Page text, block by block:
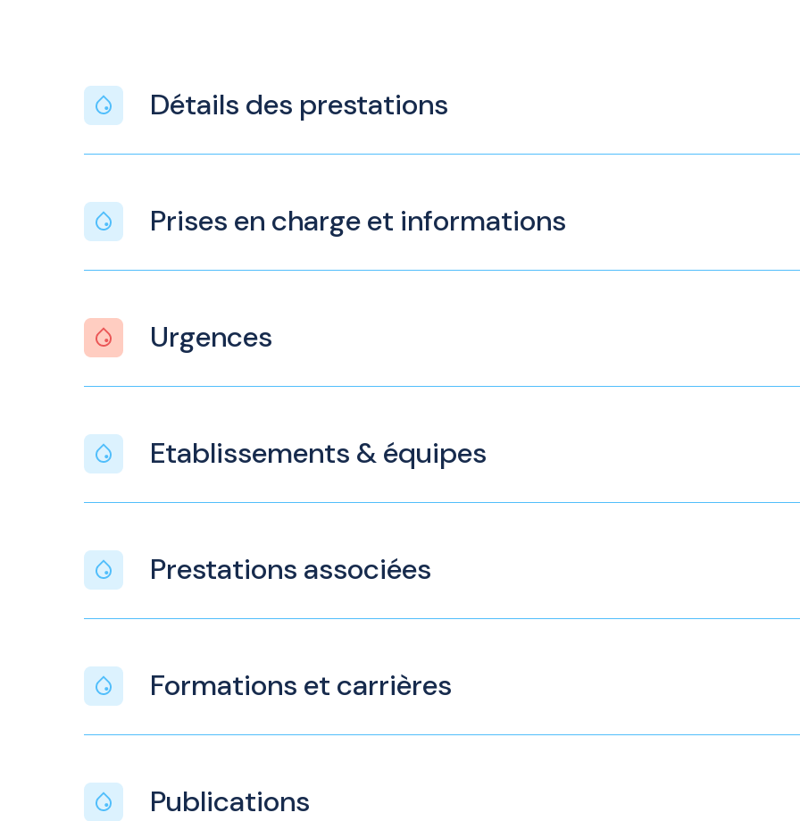
Détails des prestations
Prises en charge et informations
Urgences
Etablissements & équipes
Prestations associées
Formations et carrières
Publications